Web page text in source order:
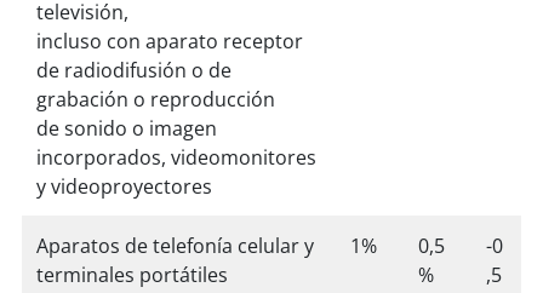
televisión,
incluso con aparato receptor
de radiodifusión o de
grabación o reproducción
de sonido o imagen
incorporados, videomonitores
y videoproyectores
Aparatos de telefonía celular y
terminales portátiles
1%
0,5
%
-0
,5